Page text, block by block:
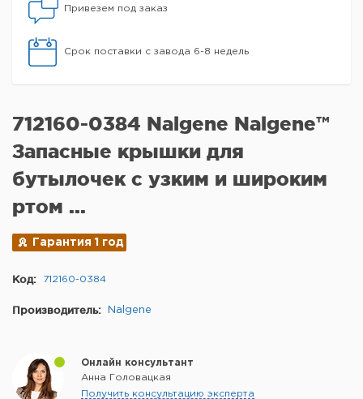
Привезем под заказ
Срок поставки с завода 6-8 недель
712160-0384 Nalgene Nalgene™
Запасные крышки для
бутылочек с узким и широким
ртом ...
Гарантия 1 год
Код: 712160-0384
Производитель: Nalgene
Онлайн консультант
Анна Головацкая
Получить консультацию эксперта